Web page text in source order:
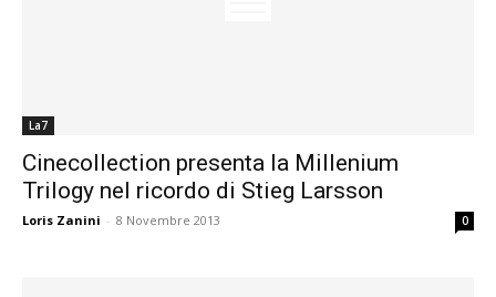
La7
Cinecollection presenta la Millenium
Trilogy nel ricordo di Stieg Larsson
Loris Zanini - 8 Novembre 2013 0